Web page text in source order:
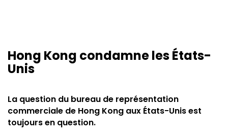
Hong Kong condamne les États-
Unis
La question du bureau de représentation
commerciale de Hong Kong aux États-Unis est
toujours en question.